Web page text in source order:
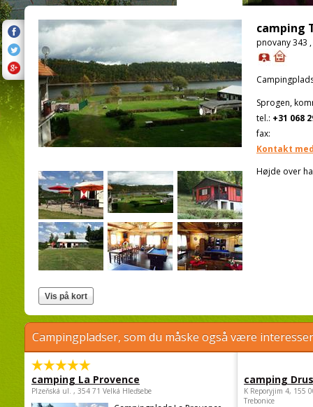
camping
pnovany 343
Sprogen,
tel.: +31 068
fax:
Kontakt
Højde over
Campingpladser, som du måske også være
camping La Provence
Plzeňská ul. , 354 71 Velká Hleďsebe
camping
K Reporyjim 4, 155
Trebonice